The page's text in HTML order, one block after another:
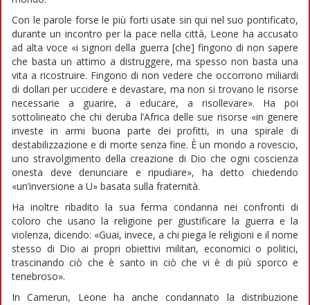
Con le parole forse le più forti usate sin qui nel suo pontificato,
durante un incontro per la pace nella città, Leone ha accusato
ad alta voce «i signori della guerra [che] fingono di non sapere
che basta un attimo a distruggere, ma spesso non basta una
vita a ricostruire. Fingono di non vedere che occorrono miliardi
di dollari per uccidere e devastare, ma non si trovano le risorse
necessarie a guarire, a educare, a risollevare». Ha poi
sottolineato che chi deruba l’Africa delle sue risorse «in genere
investe in armi buona parte dei profitti, in una spirale di
destabilizzazione e di morte senza fine. È un mondo a rovescio,
uno stravolgimento della creazione di Dio che ogni coscienza
onesta deve denunciare e ripudiare», ha detto chiedendo
«un’inversione a U» basata sulla fraternità.
Ha inoltre ribadito la sua ferma condanna nei confronti di
coloro che usano la religione per giustificare la guerra e la
violenza, dicendo: «Guai, invece, a chi piega le religioni e il nome
stesso di Dio ai propri obiettivi militari, economici o politici,
trascinando ciò che è santo in ciò che vi è di più sporco e
tenebroso».
In Camerun, Leone ha anche condannato la distribuzione